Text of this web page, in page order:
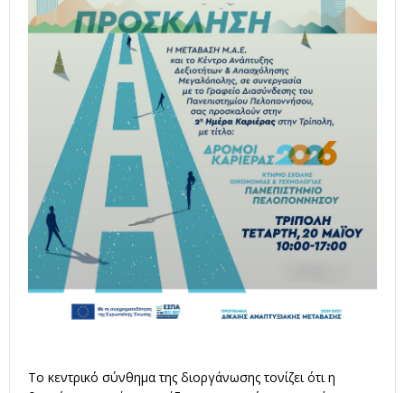
Το κεντρικό σύνθημα της διοργάνωσης τονίζει ότι η